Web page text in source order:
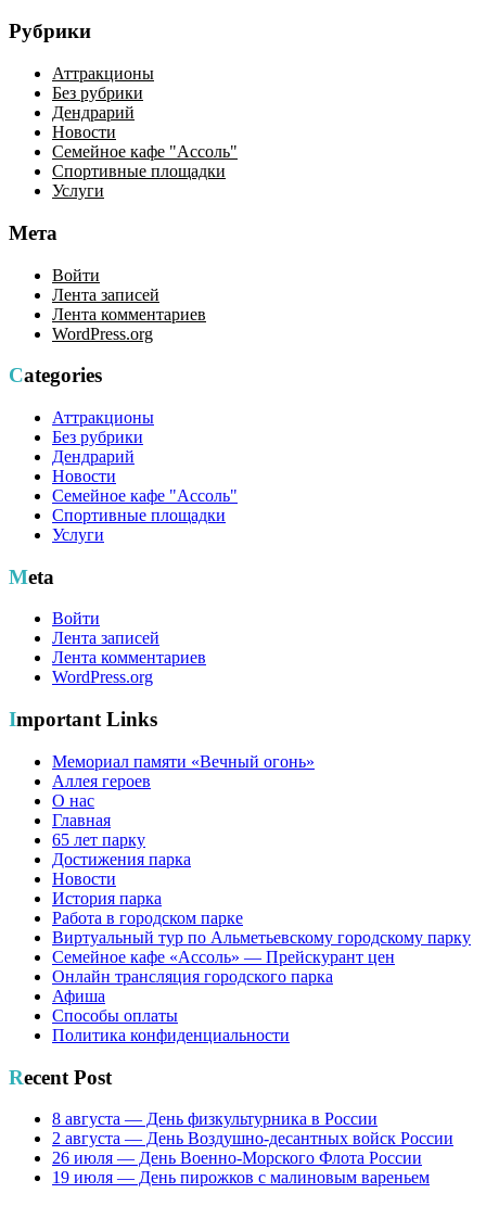
Рубрики
Аттракционы
Без рубрики
Дендрарий
Новости
Семейное кафе "Ассоль"
Спортивные площадки
Услуги
Мета
Войти
Лента записей
Лента комментариев
WordPress.org
Categories
Аттракционы
Без рубрики
Дендрарий
Новости
Семейное кафе "Ассоль"
Спортивные площадки
Услуги
Meta
Войти
Лента записей
Лента комментариев
WordPress.org
Important Links
Мемориал памяти «Вечный огонь»
Аллея героев
О нас
Главная
65 лет парку
Достижения парка
Новости
История парка
Работа в городском парке
Виртуальный тур по Альметьевскому городскому парку
Семейное кафе «Ассоль» — Прейскурант цен
Онлайн трансляция городского парка
Афиша
Способы оплаты
Политика конфиденциальности
Recent Post
8 августа — День физкультурника в России
2 августа — День Воздушно-десантных войск России
26 июля — День Военно-Морского Флота России
19 июля — День пирожков с малиновым вареньем